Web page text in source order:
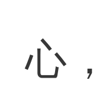
心